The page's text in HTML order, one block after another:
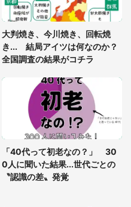
ンの耳」と1.4万人困惑
なんとか見つけた民家に助け
男性が...」
て、あなたにこれをあげる」
お婆さんに握らされたもの
）
大判焼き、今川焼き、回転焼
き... 結局アイツは何なのか？
全国調査の結果がコチラ
「40代って初老なの？」 30
0人に聞いた結果...世代ごとの
〝認識の差〟発覚